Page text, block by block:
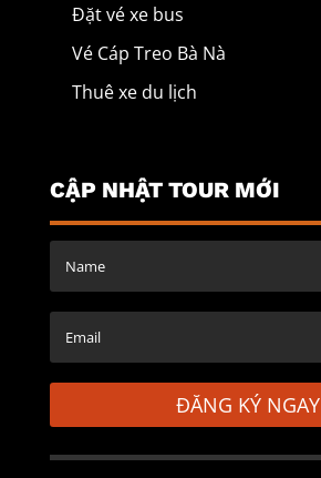
Đặt vé xe bus
Vé Cáp Treo Bà Nà
Thuê xe du lịch
CẬP NHẬT TOUR MỚI
ĐĂNG KÝ NGAY